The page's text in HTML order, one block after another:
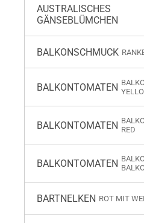
AUSTRALISCHES
GÄNSEBLÜMCHEN
BALKONSCHMUCK
BALKONTOMATEN
BALKONTOMATEN RED
BALKONTOMATEN
BARTNELKEN ROT MIT